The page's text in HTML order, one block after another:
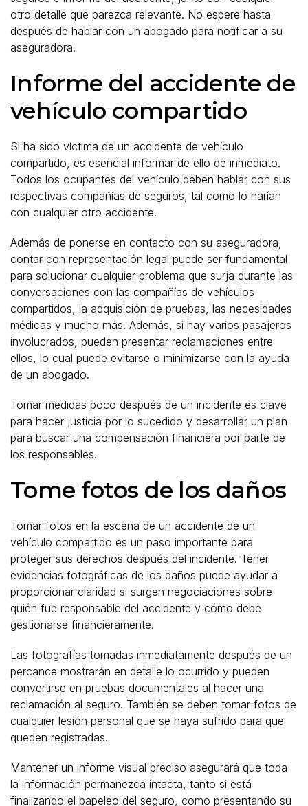
otro detalle que parezca relevante. No espere hasta
después de hablar con un abogado para notificar a su
aseguradora.
Informe del accidente de
vehículo compartido
Si ha sido víctima de un accidente de vehículo
compartido, es esencial informar de ello de inmediato.
Todos los ocupantes del vehículo deben hablar con sus
respectivas compañías de seguros, tal como lo harían
con cualquier otro accidente.
Además de ponerse en contacto con su aseguradora,
contar con representación legal puede ser fundamental
para solucionar cualquier problema que surja durante las
conversaciones con las compañías de vehículos
compartidos, la adquisición de pruebas, las necesidades
médicas y mucho más. Además, si hay varios pasajeros
involucrados, pueden presentar reclamaciones entre
ellos, lo cual puede evitarse o minimizarse con la ayuda
de un abogado.
Tomar medidas poco después de un incidente es clave
para hacer justicia por lo sucedido y desarrollar un plan
para buscar una compensación financiera por parte de
los responsables.
Tome fotos de los daños
Tomar fotos en la escena de un accidente de un
vehículo compartido es un paso importante para
proteger sus derechos después del incidente. Tener
evidencias fotográficas de los daños puede ayudar a
proporcionar claridad si surgen negociaciones sobre
quién fue responsable del accidente y cómo debe
gestionarse financieramente.
Las fotografías tomadas inmediatamente después de un
percance mostrarán en detalle lo ocurrido y pueden
convertirse en pruebas documentales al hacer una
reclamación al seguro. También se deben tomar fotos de
cualquier lesión personal que se haya sufrido para que
queden registradas.
Mantener un informe visual preciso asegurará que toda
la información permanezca intacta, tanto si está
finalizando el papeleo del seguro, como presentando su